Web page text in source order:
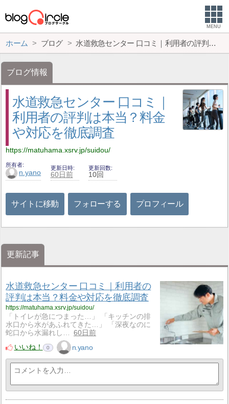
MENU
ホーム ブログ 水道救急センター 口コミ｜利用者の評判は本当？料金や対応を徹底調査
ブログ情報
水道救急センター 口コミ｜
利用者の評判は本当？料金
や対応を徹底調査
https://matuhama.xsrv.jp/suidou/
所有者
n.yano
更新日時
60日前
更新回数
10回
サイトに移動 フォローする プロフィール
更新記事
水道救急センター 口コミ｜利用者の
評判は本当？料金や対応を徹底調査
https://matuhama.xsrv.jp/suidou/
「トイレが急につまった…」 「キッチンの排
水口から水があふれてきた…」 「深夜なのに
蛇口から水漏れし…
60日前
いいね！
0 n.yano